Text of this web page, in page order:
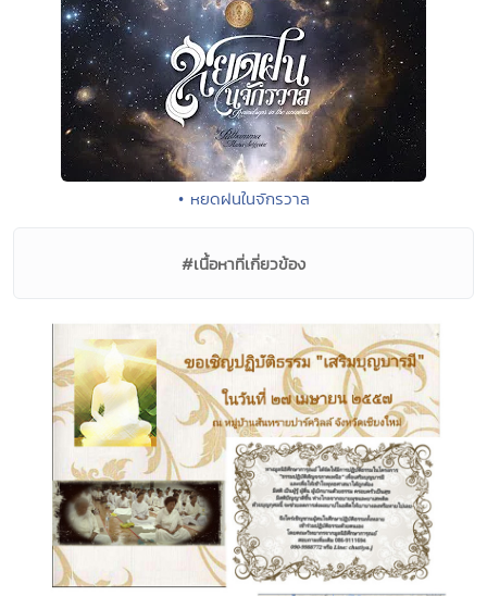
• หยดฝนในจักรวาล
#เนื้อหาที่เกี่ยวข้อง